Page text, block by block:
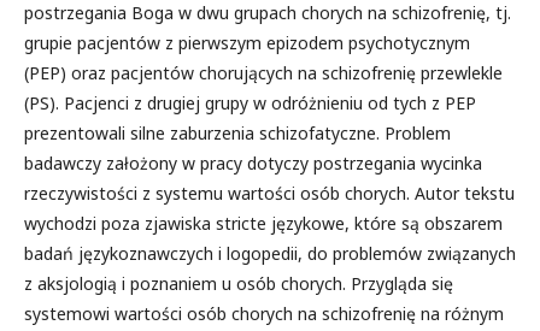
postrzegania Boga w dwu grupach chorych na schizofrenię, tj.
grupie pacjentów z pierwszym epizodem psychotycznym
(PEP) oraz pacjentów chorujących na schizofrenię przewlekle
(PS). Pacjenci z drugiej grupy w odróżnieniu od tych z PEP
prezentowali silne zaburzenia schizofatyczne. Problem
badawczy założony w pracy dotyczy postrzegania wycinka
rzeczywistości z systemu wartości osób chorych. Autor tekstu
wychodzi poza zjawiska stricte językowe, które są obszarem
badań językoznawczych i logopedii, do problemów związanych
z aksjologią i poznaniem u osób chorych. Przygląda się
systemowi wartości osób chorych na schizofrenię na różnym